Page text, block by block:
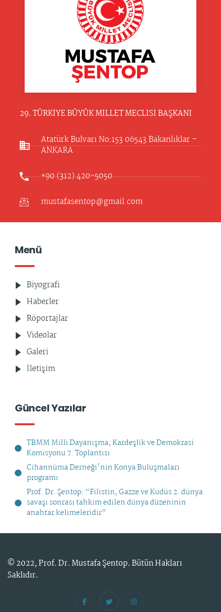
29. TÜRKİYE BÜYÜK MİLLET MECLİSİ BAŞKANI
Atatürk Bulvarı No:153 06543 Bakanlıklar –
ANKARA​
+90 (312) 420-5050
mustafasentop@gmail.com
Menü
Biyografi
Haberler
Röportajlar
Videolar
Galeri
İletişim
Güncel Yazılar
TBMM Milli Dayanışma, Kardeşlik ve Demokrasi
Komisyonu 7. Toplantısı
Cihannüma Derneği'nin Konya Buluşmaları
programı
Prof. Dr. Şentop: “Filistin, Gazze ve Kudüs 2. dünya
savaşı sonrası tahkim edilen dünya düzeninin
anahtar kelimeleridir”
© 2022,Prof. Dr. Mustafa Şentop. Bütün Hakları
Saklıdır.